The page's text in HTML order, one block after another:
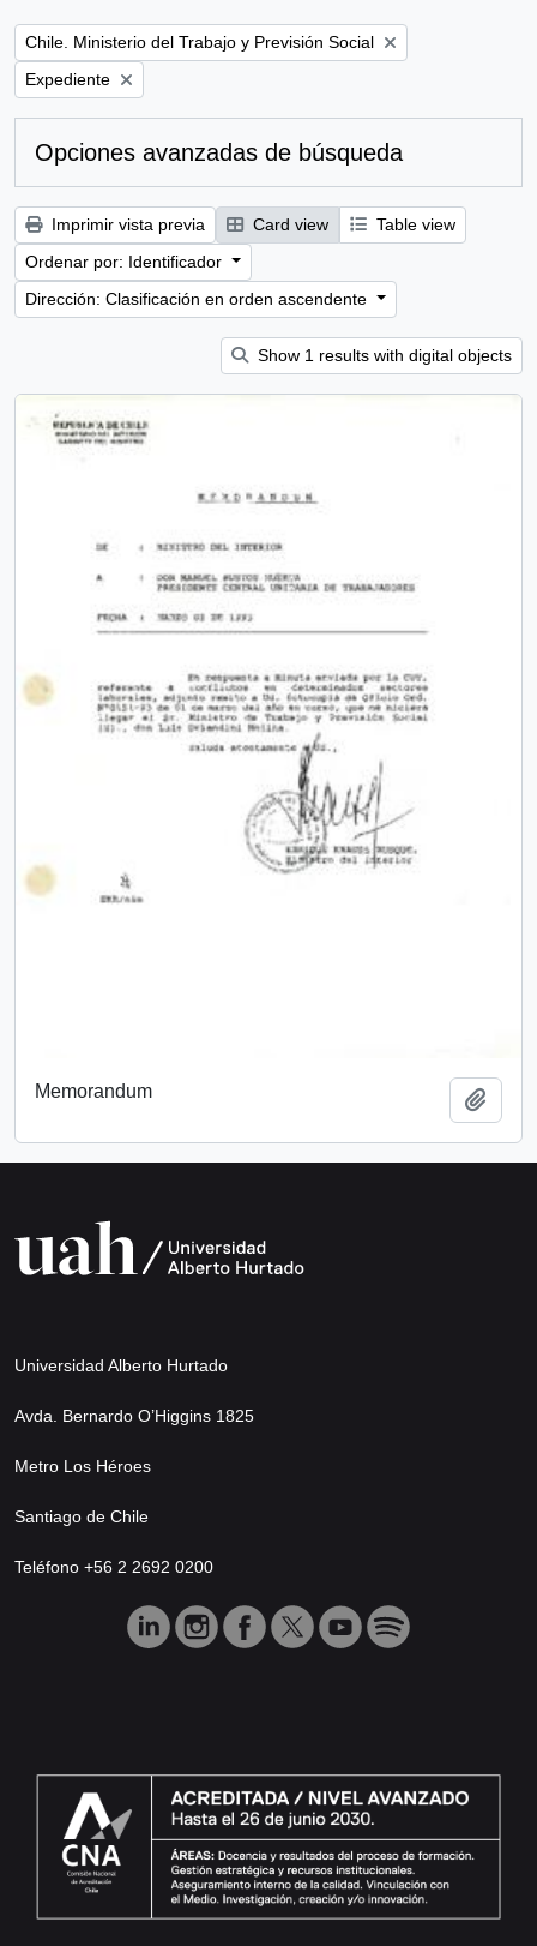
Remove filter:
Chile. Ministerio del Trabajo y Previsión Social
Remove filter:
Expediente
Opciones avanzadas de búsqueda
Imprimir vista previa Card view
Table view
Ordenar por: Identificador
Dirección: Clasificación en orden ascendente
Show 1 results with digital objects
Memorandum
Universidad Alberto Hurtado
Avda. Bernardo O’Higgins 1825
Metro Los Héroes
Santiago de Chile
Teléfono +56 2 2692 0200